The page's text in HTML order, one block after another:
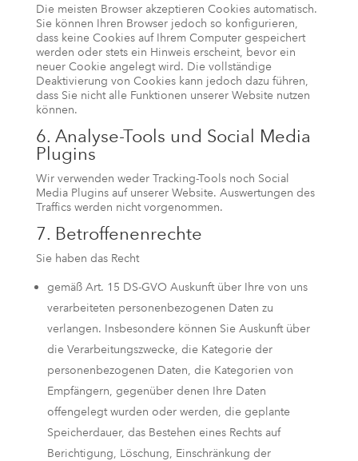
Die meisten Browser akzeptieren Cookies automatisch.
Sie können Ihren Browser jedoch so konfigurieren,
dass keine Cookies auf Ihrem Computer gespeichert
werden oder stets ein Hinweis erscheint, bevor ein
neuer Cookie angelegt wird. Die vollständige
Deaktivierung von Cookies kann jedoch dazu führen,
dass Sie nicht alle Funktionen unserer Website nutzen
können.
6. Analyse-Tools und Social Media
Plugins
Wir verwenden weder Tracking-Tools noch Social
Media Plugins auf unserer Website. Auswertungen des
Traffics werden nicht vorgenommen.
7. Betroffenenrechte
Sie haben das Recht
gemäß Art. 15 DS-GVO Auskunft über Ihre von uns
verarbeiteten personenbezogenen Daten zu
verlangen. Insbesondere können Sie Auskunft über
die Verarbeitungszwecke, die Kategorie der
personenbezogenen Daten, die Kategorien von
Empfängern, gegenüber denen Ihre Daten
offengelegt wurden oder werden, die geplante
Speicherdauer, das Bestehen eines Rechts auf
Berichtigung, Löschung, Einschränkung der